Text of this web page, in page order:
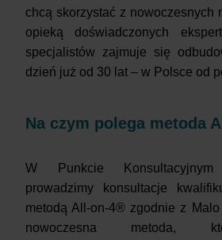
chcą skorzystać z nowoczesnych
opieką doświadczonych
specjalistów zajmuje się
dzień już od 30 lat – w Polsce od
Na czym polega metoda
W Punkcie
prowadzimy konsultacje
metodą All-on-4® zgodnie z
nowoczesna metoda,